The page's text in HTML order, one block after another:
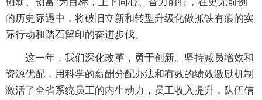
的历史际遇中，将破旧立新和转型升级化做抓铁有痕的实
际行动和踏石留印的奋进步伐。
这一年，我们深化改革，勇于创新。坚持减员增效和
资源优配，用科学的薪酬分配办法和有效的绩效激励机制
激活了全省系统员工的内生动力，员工收入提升，队伍信